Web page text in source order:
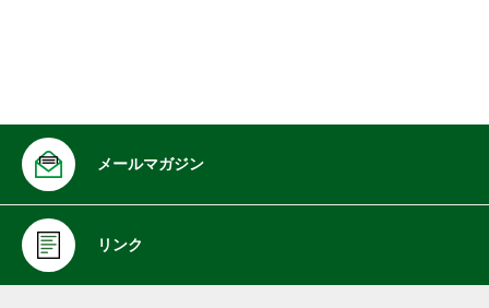
メールマガジン
リンク